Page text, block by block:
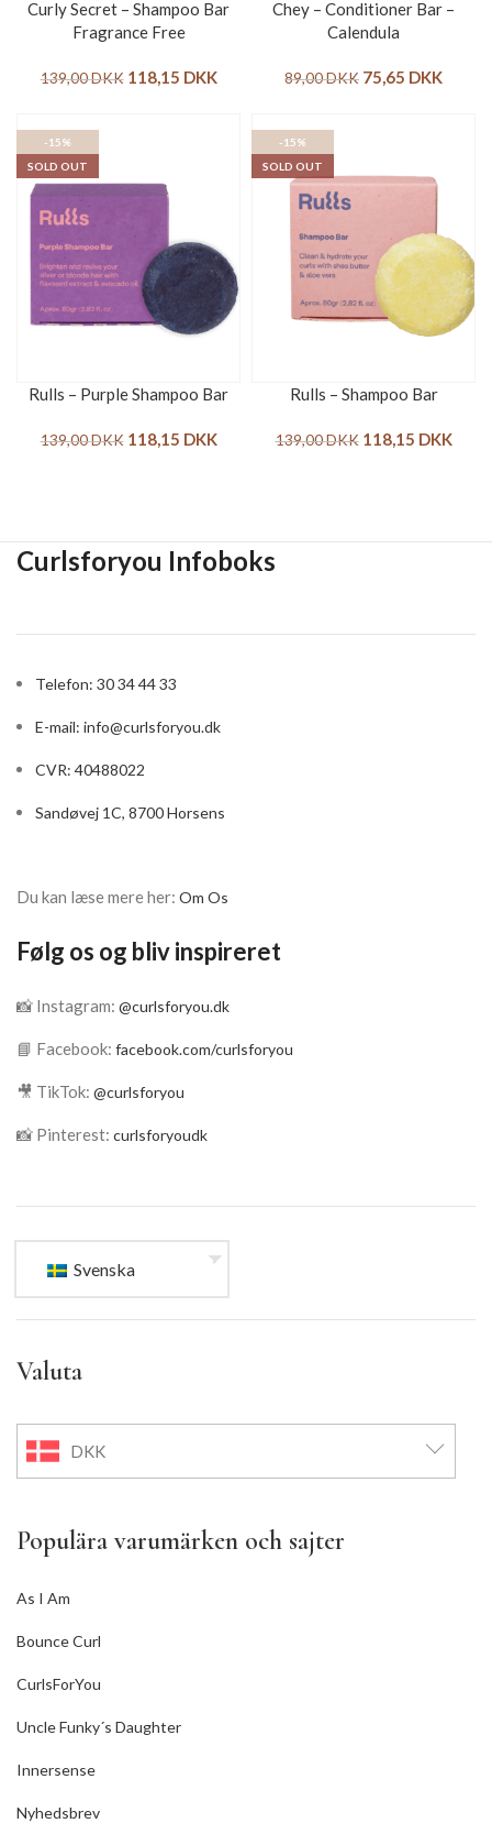
Curly Secret – Shampoo Bar
Fragrance Free
139,00DKK 118,15 DKK
Chey – Conditioner Bar –
Calendula
89,00DKK 75,65 DKK
-15%
SOLD OUT
Rulls – Purple Shampoo Bar
139,00DKK 118,15 DKK
-15%
SOLD OUT
Rulls – Shampoo Bar
139,00DKK 118,15 DKK
Curlsforyou Infoboks
Telefon: 30 34 44 33
E-mail: info@curlsforyou.dk
CVR: 40488022
Sandøvej 1C, 8700 Horsens
Du kan læse mere her: Om Os
Følg os og bliv inspireret
📸 Instagram: @curlsforyou.dk
📘 Facebook: facebook.com/curlsforyou
🎥 TikTok: @curlsforyou
📸 Pinterest: curlsforyoudk
Svenska
Valuta
DKK
Populära varumärken och sajter
As I Am
Bounce Curl
CurlsForYou
Uncle Funky´s Daughter
Innersense
Nyhedsbrev